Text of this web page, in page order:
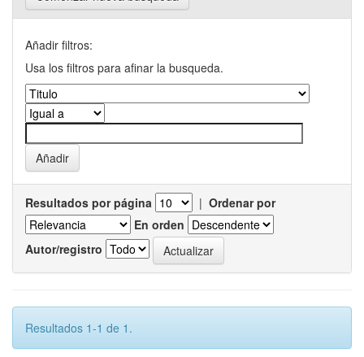
Añadir filtros:
Usa los filtros para afinar la busqueda.
Resultados por página | Ordenar por
En orden
Autor/registro
Resultados 1-1 de 1.